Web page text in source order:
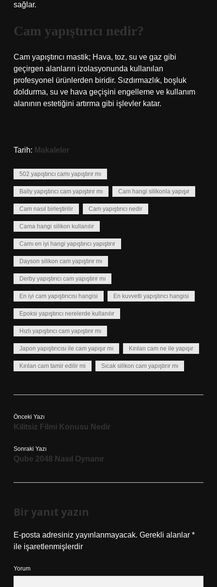
sağlar.
Cam yapıştırıcı nedir?
Cam yapıştırıcı mastik; Hava, toz, su ve gaz gibi
geçirgen alanların izolasyonunda kullanılan
profesyonel ürünlerden biridir. Sızdırmazlık, boşluk
doldurma, su ve hava geçişini engelleme ve kullanım
alanının estetiğini artırma gibi işlevler katar.
Tarih: Makaleler
502 yapıştırıcı camı yapıştırır mı
Bally yapıştırıcı cam yapıştırır mı Cam hangi silikonla yapışır
Cam nasıl birleştirilir Cam yapıştırıcı nedir
Cama hangi silikon kullanılır
Camı en iyi hangi yapıştırıcı yapıştırır
Dayson silikon cam yapıştırır mı
Derby yapıştırıcı cam yapıştırır mı
En iyi cam yapıştırıcısı hangisi En kuvvetli yapıştırıcı hangisi
Epoksi yapıştırıcı nerelerde kullanılır
Hızlı yapıştırıcı cam yapıştırır mı
Japon yapıştırıcısı ile cam yapışır mı Kırılan cam ne ile yapışır
Kırılan cam tamir edilir mi Sıcak silikon cam yapıştırır mı
Önceki Yazı
Kilitsiz Filmi Konusu Nedir
Sonraki Yazı
Qube 2048 Nasıl Oynanır
Bir yanıt yazın
E-posta adresiniz yayınlanmayacak. Gerekli alanlar *
ile işaretlenmişlerdir
Yorum